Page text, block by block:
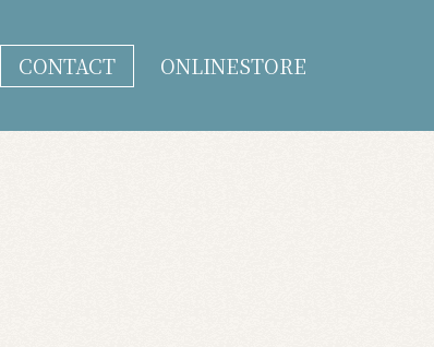
CONTACT ONLINESTORE